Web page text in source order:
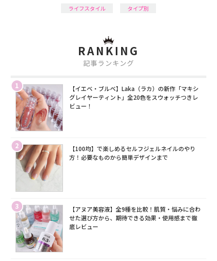
ライフスタイル
タイプ別
RANKING
記事ランキング
1
【イエベ・ブルベ】Laka（ラカ）の新作「マキシ
グレイヤーティント」全20色をスウォッチつきレ
ビュー！
2
【100均】で楽しめるセルフジェルネイルのやり
方！必要なものから簡単デザインまで
3
【アヌア美容液】全9種を比較！肌質・悩みに合わ
せた選び方から、期待できる効果・使用感まで徹
底レビュー